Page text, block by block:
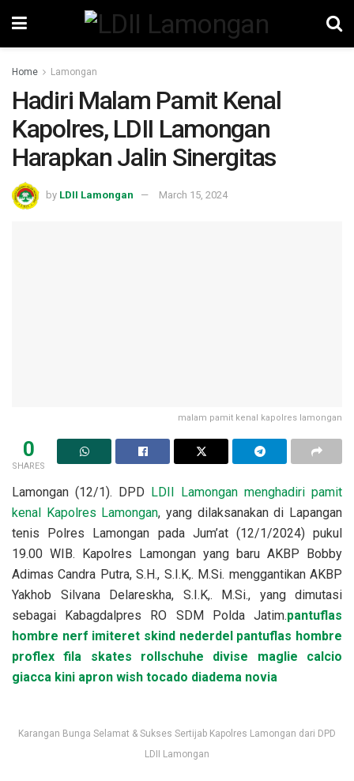
Home Lamongan
Hadiri Malam Pamit Kenal
Kapolres, LDII Lamongan
Harapkan Jalin Sinergitas
by LDII Lamongan March 15, 2024
malam pamit kenal kapolres lamongan
0
SHARES
Lamongan (12/1). DPD LDII Lamongan menghadiri pamit
kenal Kapolres Lamongan, yang dilaksanakan di Lapangan
tenis Polres Lamongan pada Jum’at (12/1/2024) pukul
19.00 WIB. Kapolres Lamongan yang baru AKBP Bobby
Adimas Candra Putra, S.H., S.I.K,. M.Si. menggantikan AKBP
Yakhob Silvana Delareskha, S.I.K,. M.Si., yang dimutasi
sebagai Kabagdalpres RO SDM Polda Jatim.pantuflas
hombre nerf imiteret skind nederdel pantuflas hombre
proflex fila skates rollschuhe
divise maglie calcio
giacca kini apron wish tocado diadema novia
Karangan Bunga Selamat & Sukses Sertijab Kapolres Lamongan dari DPD
LDII Lamongan